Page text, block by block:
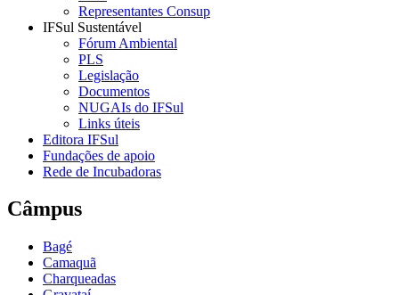
Representantes Consup
IFSul Sustentável
Fórum Ambiental
PLS
Legislação
Documentos
NUGAIs do IFSul
Links úteis
Editora IFSul
Fundações de apoio
Rede de Incubadoras
Câmpus
Bagé
Camaquã
Charqueadas